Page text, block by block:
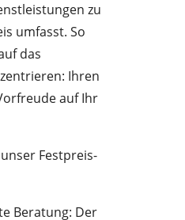
zu
umfasst. So
das
Ihren
auf Ihr
Festpreis-
Beratung: Der